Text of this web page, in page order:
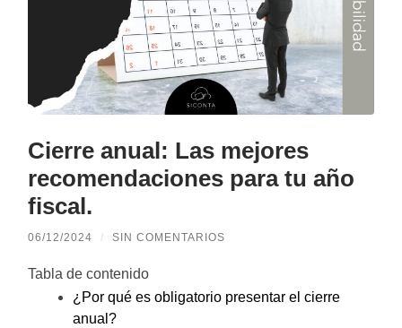
Cierre anual: Las mejores
recomendaciones para tu año
fiscal.
06/12/2024 / SIN COMENTARIOS
Tabla de contenido
¿Por qué es obligatorio presentar el cierre
anual?